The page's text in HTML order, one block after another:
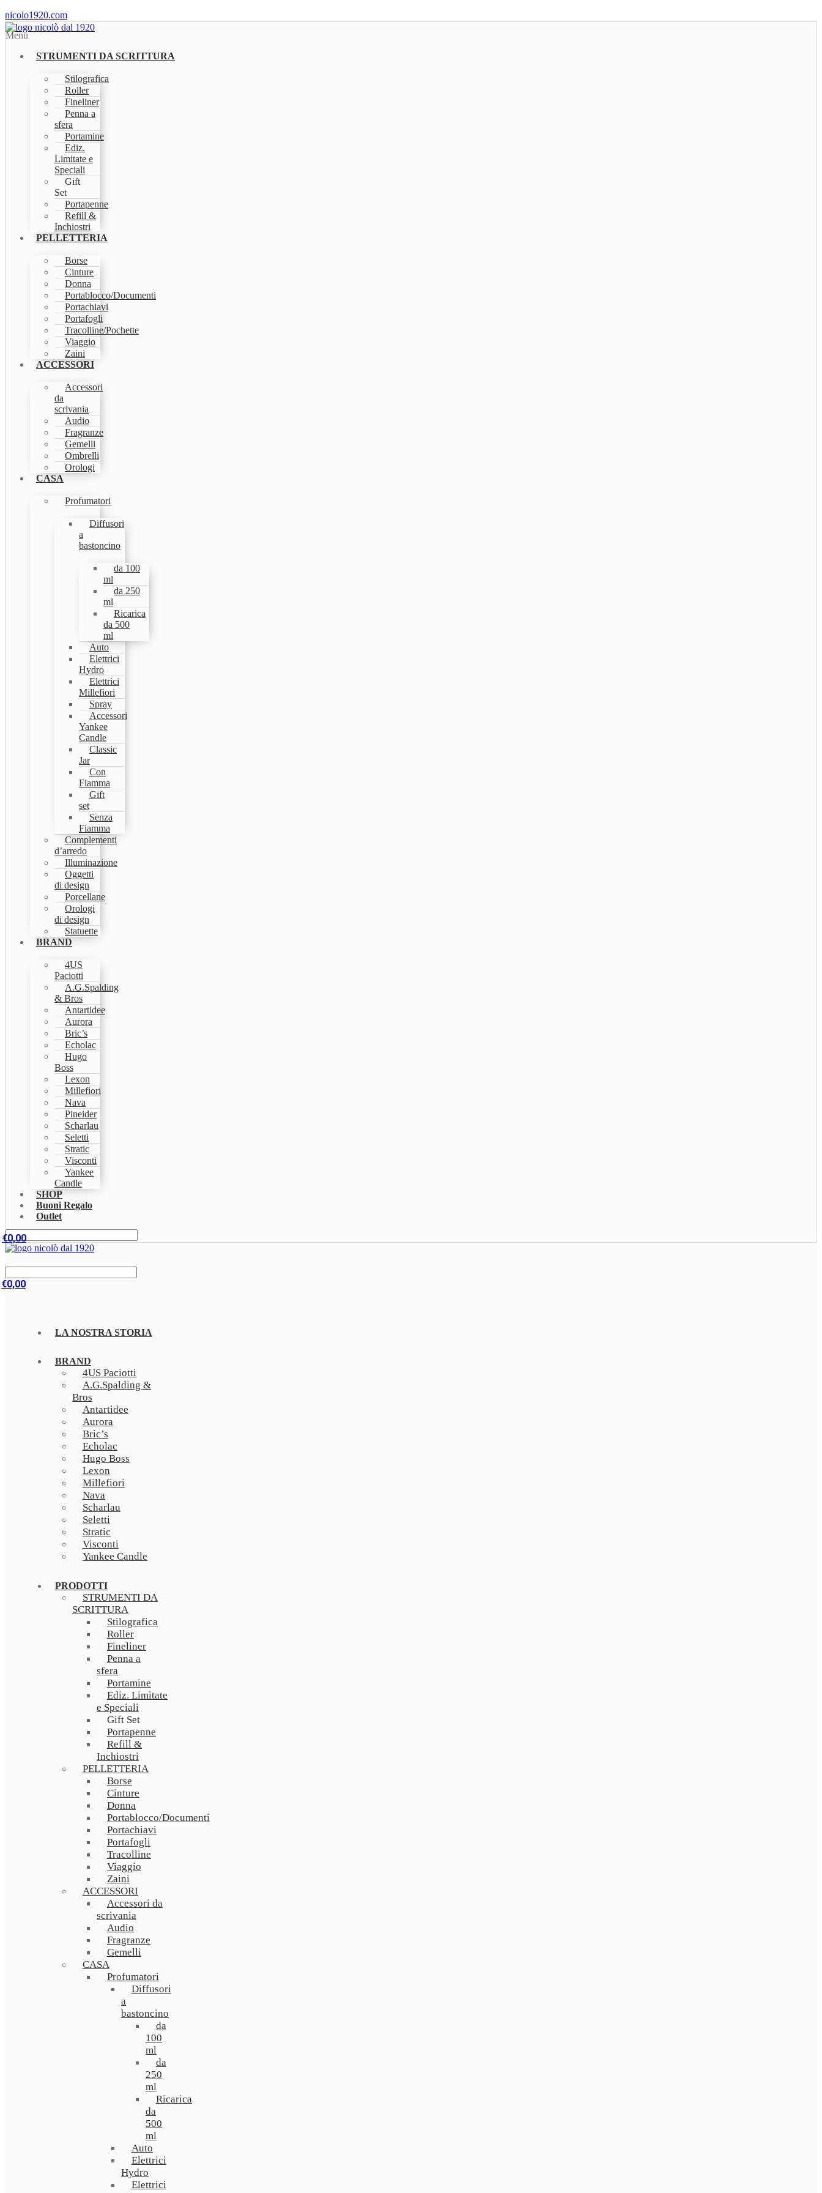
nicolo1920.com
Menu
STRUMENTI DA SCRITTURA
Stilografica
Roller
Fineliner
Penna a
sfera
Portamine
Ediz.
Limitate e
Speciali
Gift
Set
Portapenne
Refill &
Inchiostri
PELLETTERIA
Borse
Cinture
Donna
Portablocco/Documenti
Portachiavi
Portafogli
Tracolline/Pochette
Viaggio
Zaini
ACCESSORI
Accessori
da
scrivania
Audio
Fragranze
Gemelli
Ombrelli
Orologi
CASA
Profumatori
Diffusori
a
bastoncino
da 100
ml
da 250
ml
Ricarica
da 500
ml
Auto
Elettrici
Hydro
Elettrici
Millefiori
Spray
Accessori
Yankee
Candle
Classic
Jar
Con
Fiamma
Gift
set
Senza
Fiamma
Complementi
d’arredo
Illuminazione
Oggetti
di design
Porcellane
Orologi
di design
Statuette
BRAND
4US
Paciotti
A.G.Spalding
& Bros
Antartidee
Aurora
Bric’s
Echolac
Hugo
Boss
Lexon
Millefiori
Nava
Pineider
Scharlau
Seletti
Stratic
Visconti
Yankee
Candle
SHOP
Buoni Regalo
Outlet
€0,00
€0,00
LA NOSTRA STORIA
BRAND
4US Paciotti
A.G.Spalding &
Bros
Antartidee
Aurora
Bric’s
Echolac
Hugo Boss
Lexon
Millefiori
Nava
Scharlau
Seletti
Stratic
Visconti
Yankee Candle
PRODOTTI
STRUMENTI DA
SCRITTURA
Stilografica
Roller
Fineliner
Penna a
sfera
Portamine
Ediz. Limitate
e Speciali
Gift Set
Portapenne
Refill &
Inchiostri
PELLETTERIA
Borse
Cinture
Donna
Portablocco/Documenti
Portachiavi
Portafogli
Tracolline
Viaggio
Zaini
ACCESSORI
Accessori da
scrivania
Audio
Fragranze
Gemelli
CASA
Profumatori
Diffusori
a
bastoncino
da
100
ml
da
250
ml
Ricarica
da
500
ml
Auto
Elettrici
Hydro
Elettrici